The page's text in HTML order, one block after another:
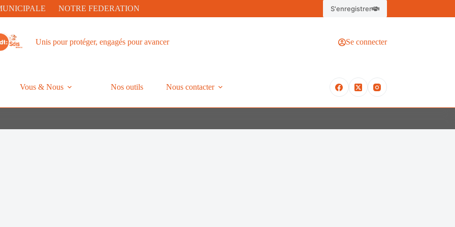
NOTRE FEDERATION S'enregistrer
Unis pour protéger, engagés pour avancer Se connecter
Vous & Nous Nos outils Nous contacter